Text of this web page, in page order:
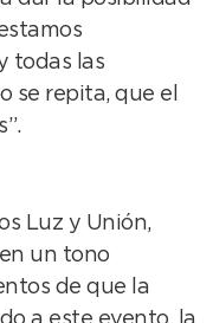
todas las
se repita, que el
Luz y Unión,
un tono
de que la